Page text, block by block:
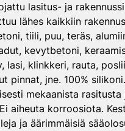
lasitus- ja
lähes kaikkiin
tiili, puu, teräs,
kevytbetoni,
lasi, klinkkeri, rauta,
pinnat, jne. 100%
mekaanista rasitusta
aiheuta korroosiota.
ja äärimmäisiä